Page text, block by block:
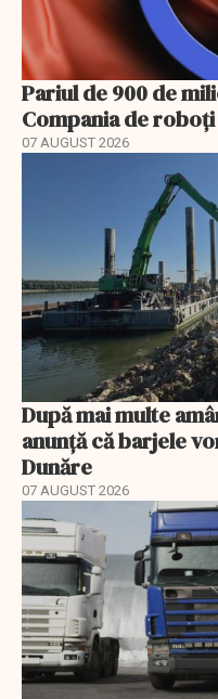
Pariul de 900 de
Compania de
07 AUGUST 2026
După mai multe
anunță că barjele
Dunăre
07 AUGUST 2026